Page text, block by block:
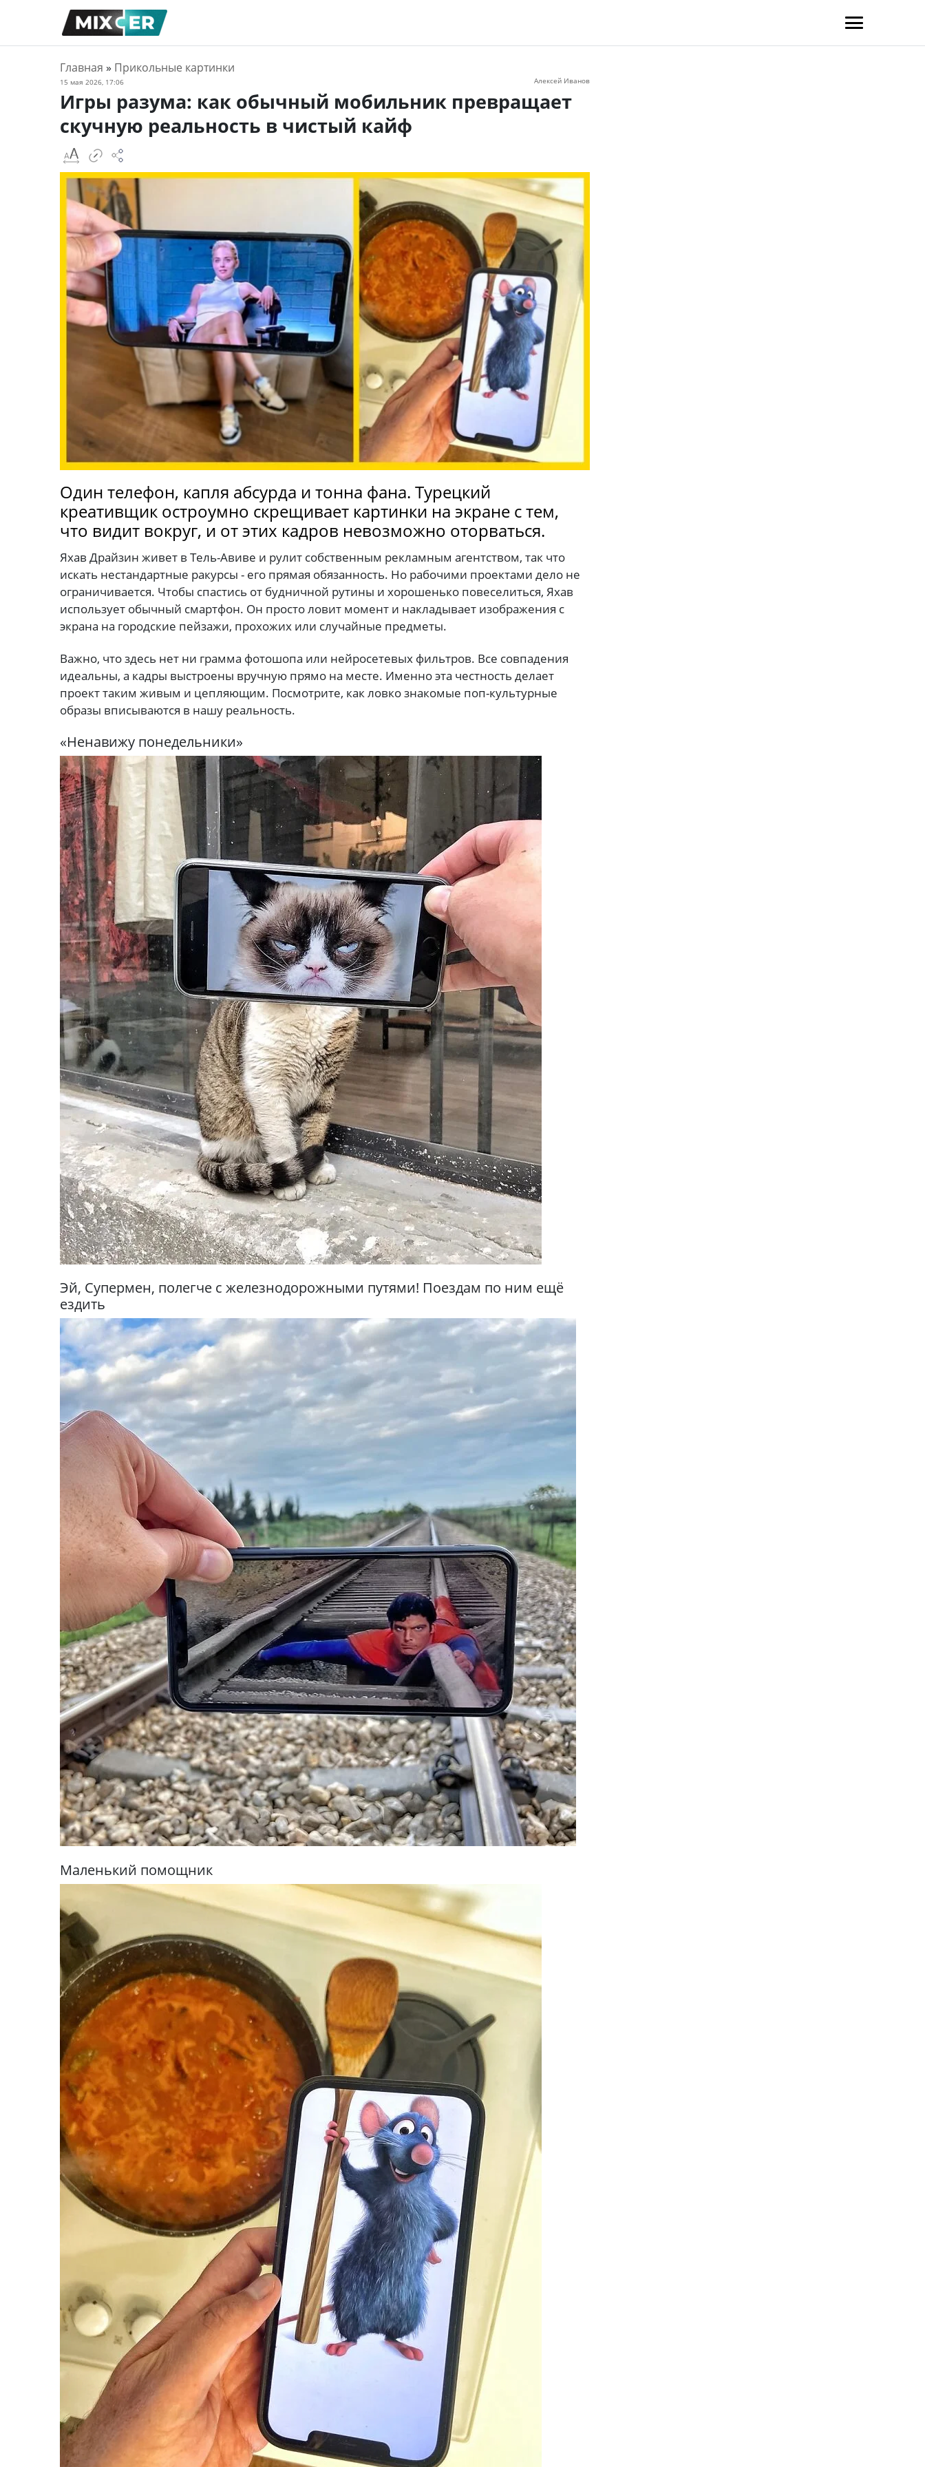
Главная » Прикольные картинки
15 мая 2026, 17:06 Алексей Иванов
Игры разума: как обычный мобильник превращает
скучную реальность в чистый кайф
Один телефон, капля абсурда и тонна фана. Турецкий
креативщик остроумно скрещивает картинки на экране с тем,
что видит вокруг, и от этих кадров невозможно оторваться.
Яхав Драйзин живет в Тель-Авиве и рулит собственным рекламным агентством, так что
искать нестандартные ракурсы - его прямая обязанность. Но рабочими проектами дело не
ограничивается. Чтобы спастись от будничной рутины и хорошенько повеселиться, Яхав
использует обычный смартфон. Он просто ловит момент и накладывает изображения с
экрана на городские пейзажи, прохожих или случайные предметы.
Важно, что здесь нет ни грамма фотошопа или нейросетевых фильтров. Все совпадения
идеальны, а кадры выстроены вручную прямо на месте. Именно эта честность делает
проект таким живым и цепляющим. Посмотрите, как ловко знакомые поп-культурные
образы вписываются в нашу реальность.
«Ненавижу понедельники»
Эй, Супермен, полегче с железнодорожными путями! Поездам по ним ещё
ездить
Маленький помощник